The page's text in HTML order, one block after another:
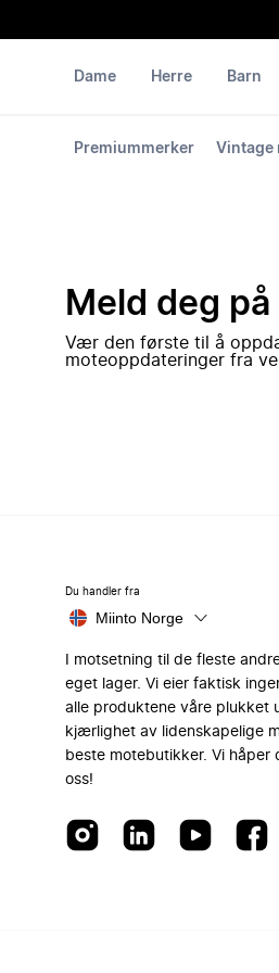
Dame Herre Barn
Premiummerker Vintage
Meld deg
Vær den første til å
moteoppdateringer fra
Du handler fra
Miinto Norge
I motsetning til de fleste
eget lager. Vi eier faktisk
alle produktene våre plukket
kjærlighet av lidenskapelige
beste motebutikker. Vi håper
oss!